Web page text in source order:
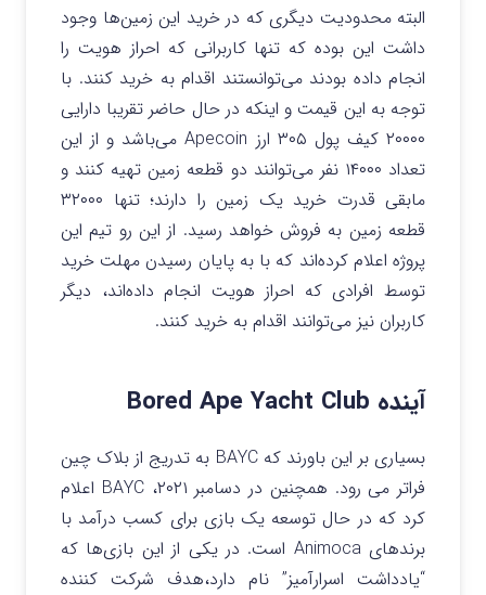
البته محدودیت دیگری که در خرید این زمین‌ها وجود
داشت این بوده که تنها کاربرانی که احراز هویت را
انجام داده بودند می‌توانستند اقدام به خرید کنند. با
توجه به این قیمت و اینکه در حال حاضر تقریبا دارایی
۲۰۰۰۰ کیف پول ۳۰۵ ارز Apecoin می‌باشد و از این
تعداد ۱۴۰۰۰ نفر می‌توانند دو قطعه زمین تهیه کنند و
مابقی قدرت خرید یک زمین را دارند؛ تنها ۳۲۰۰۰
قطعه زمین به فروش خواهد رسید. از این رو تیم این
پروژه اعلام کرده‌اند که با به پایان رسیدن مهلت خرید
توسط افرادی که احراز هویت انجام داده‌اند،‌ دیگر
کاربران نیز می‌توانند اقدام به خرید کنند.
آینده Bored Ape Yacht Club
بسیاری بر این باورند که BAYC به تدریج از بلاک چین
فراتر می رود. همچنین در دسامبر ۲۰۲۱، BAYC اعلام
کرد که در حال توسعه یک بازی برای کسب درآمد با
برندهای Animoca است. در یکی از این بازی‌ها که
“یادداشت اسرارآمیز” نام دارد،‌هدف شرکت کننده